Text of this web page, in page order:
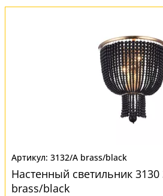
3132/A brass/black
Настенный светильник 3130
brass/black